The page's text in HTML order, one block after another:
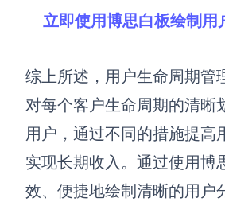
立即使用博思白板绘制用
综上所述， 用户生命周期管
对每个客户生命周期的清晰
用户， 通过不同的措施提高
实现长期收入。 通过使用博
效、便捷地绘制清晰的用户